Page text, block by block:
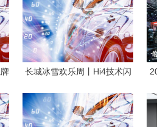
长城冰雪欢乐周丨Hi4技术闪